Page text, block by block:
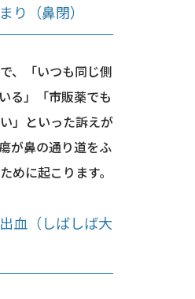
り（鼻閉）
、「いつも同じ側
る」「市販薬でも
」といった訴えが
が鼻の通り道をふ
めに起こります。
血（しばしば大